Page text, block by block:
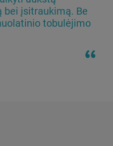
bei įsitraukimą. Be
tobulėjimo